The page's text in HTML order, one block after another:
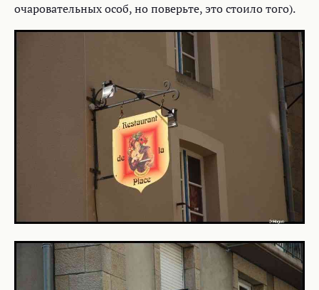
очаровательных особ, но поверьте, это стоило того).